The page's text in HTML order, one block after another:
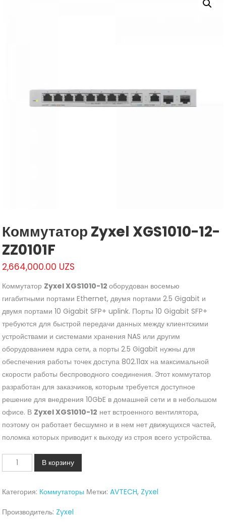
Коммутатор Zyxel XGS1010-12-
ZZ0101F
2,664,000.00 UZS
Коммутатор Zyxel XGS1010-12оборудован восемью
гигабитными портами Ethernet, двумя портами 2.5 Gigabit и
двумя портами 10 Gigabit SFP+ uplink. Порты 10 Gigabit SFP+
требуются для быстрой передачи данных между клиентскими
устройствами и системами хранения NAS или другим
оборудованием ядра сети, а порты 2.5 Gigabit нужны для
обеспечения работы точек доступа 802.11ax на максимальной
скорости работы беспроводного соединения. Этот коммутатор
разработан для заказчиков, которым требуется доступное
решение для внедрения 10GbE в домашней сети и в небольшом
офисе. В Zyxel XGS1010-12 нет встроенного вентилятора,
поэтому он работает бесшумно и в нем нет движущихся частей,
поломка которых приводит к выходу из строя всего устройства.
Количество
Коммутатор
XGS1010-
12-
В корзину
Категория: Коммутаторы Метки:AVTECH, Zyxel
Производитель: Zyxel